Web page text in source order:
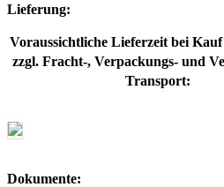
Lieferung:
Voraussichtliche Lieferzeit bei
zzgl. Fracht-, Verpackungs- und
Transport:
Dokumente: